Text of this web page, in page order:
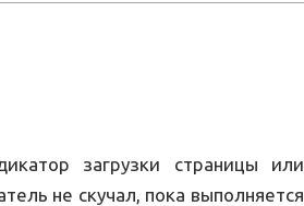
загрузки страницы или
не скучал, пока выполняется